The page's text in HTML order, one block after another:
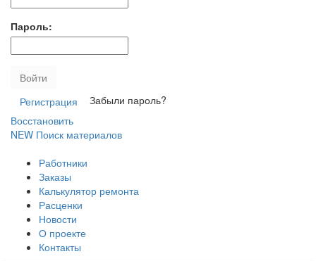
Пароль:
Войти
Регистрация
Забыли пароль?
Восстановить
NEW Поиск материалов
Работники
Заказы
Калькулятор ремонта
Расценки
Новости
О проекте
Контакты